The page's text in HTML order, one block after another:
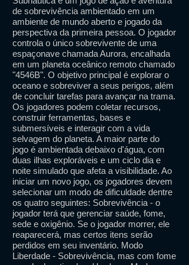
de sobrevivência ambientado em um
ambiente de mundo aberto e jogado da
perspectiva da primeira pessoa. O jogador
controla o único sobrevivente de uma
espaçonave chamada Aurora, encalhada
em um planeta oceânico remoto chamado
"4546B". O objetivo principal é explorar o
oceano e sobreviver a seus perigos, além
de concluir tarefas para avançar na trama.
Os jogadores podem coletar recursos,
construir ferramentas, bases e
submersíveis e interagir com a vida
selvagem do planeta. A maior parte do
jogo é ambientada debaixo d'água, com
duas ilhas exploráveis ​​e um ciclo dia e
noite simulado que afeta a visibilidade. Ao
iniciar um novo jogo, os jogadores devem
selecionar um modo de dificuldade dentre
os quatro seguintes: Sobrevivência - o
jogador terá que gerenciar saúde, fome,
sede e oxigênio. Se o jogador morrer, ele
reaparecerá, mas certos itens serão
perdidos em seu inventário. Modo
Liberdade - Sobrevivência, mas com fome